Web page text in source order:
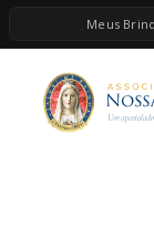
Meus
HOME
A